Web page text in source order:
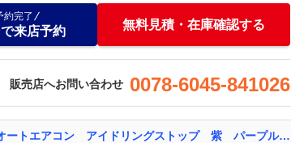
約完了
来店予約 無料見積・在庫確認する
販売店へお問い合わせ 0078-6045-841026
Ｎ－ＷＧＮカスタム Ｇ ナビ ＥＴＣ Ｂｌｕｅｔｏｏｔｈ スマートキー オートエアコン アイドリングストップ 紫 パープル 衝突安全ボディ 盗難防止システム 助手席エアバッグ